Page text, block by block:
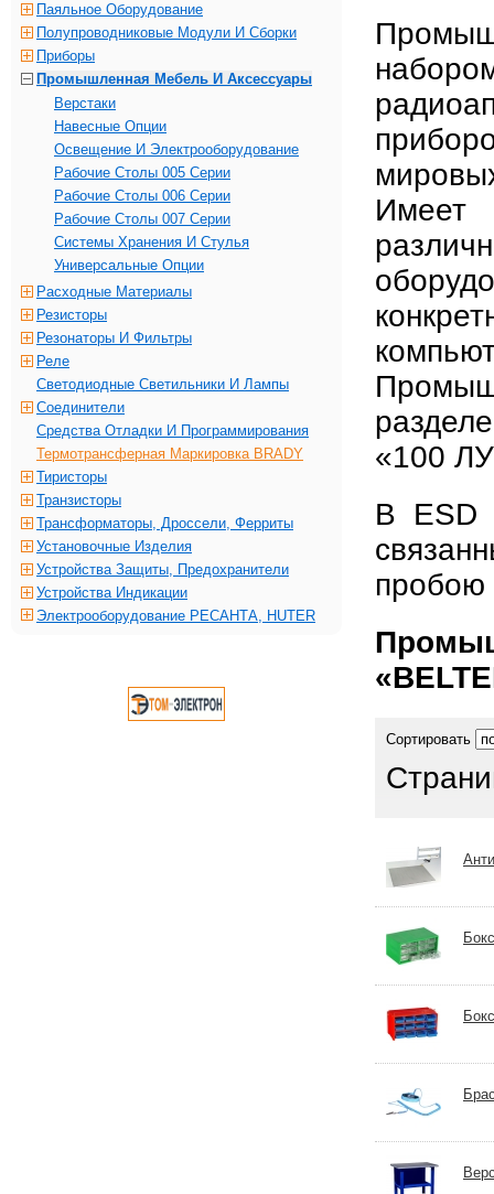
Имеет
«100
В ESD
пробою
Сортировать
Паяльное Оборудование
Полупроводниковые Модули И Сборки
Приборы
Промышленная Мебель И Аксессуары
Верстаки
Навесные Опции
Освещение И Электрооборудование
Рабочие Столы 005 Серии
Рабочие Столы 006 Серии
Рабочие Столы 007 Серии
Системы Хранения И Стулья
Универсальные Опции
Расходные Материалы
Резисторы
Резонаторы И Фильтры
Реле
Светодиодные Светильники И Лампы
Соединители
Средства Отладки И Программирования
Термотрансферная Маркировка BRADY
Тиристоры
Транзисторы
Трансформаторы, Дроссели, Ферриты
Установочные Изделия
Устройства Защиты, Предохранители
Устройства Индикации
Электрооборудование РЕСАНТА, HUTER